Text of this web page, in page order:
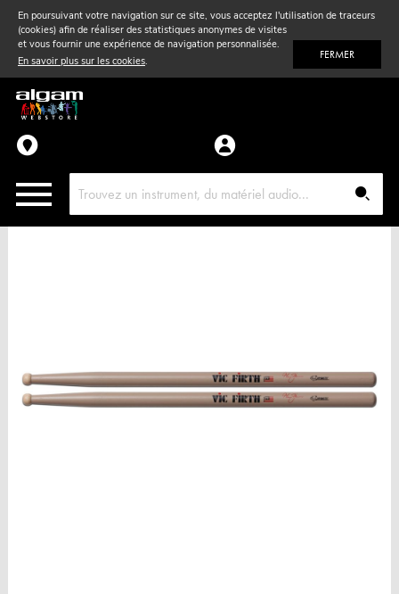
En poursuivant votre navigation sur ce site, vous acceptez l'utilisation de traceurs
(cookies) afin de réaliser des statistiques anonymes de visites
et vous fournir une expérience de navigation personnalisée.
En savoir plus sur les cookies. FERMER
Vent& Violon
Accessoires
Pièces détachées